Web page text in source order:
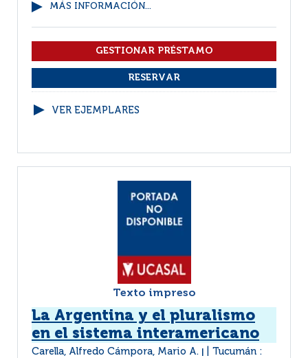
MÁS INFORMACIÓN...
VER EJEMPLARES
Texto impreso
La Argentina y el pluralismo
en el sistema interamericano
Carella, Alfredo Cámpora, Mario A.
Tucumán :